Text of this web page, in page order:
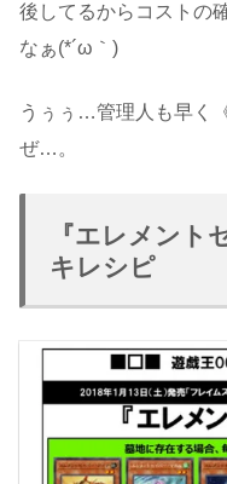
後してるからコストの
なぁ(*´ω｀)
うぅぅ…管理人も早く
ぜ…。
『エレメント
キレシピ